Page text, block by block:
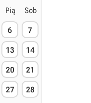
Pią Sob
6 7
13 14
20 21
27 28